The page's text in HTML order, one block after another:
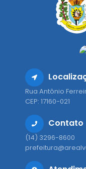
Rua Antônio
CEP: 17160-021
Contato
(14) 3296-8600